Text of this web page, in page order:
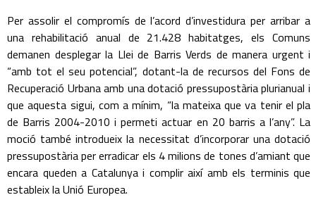
Per assolir el compromís de l’acord d’investidura per arribar a
una rehabilitació anual de 21.428 habitatges, els Comuns
demanen desplegar la Llei de Barris Verds de manera urgent i
“amb tot el seu potencial”, dotant-la de recursos del Fons de
Recuperació Urbana amb una dotació pressupostària plurianual i
que aquesta sigui, com a mínim, “la mateixa que va tenir el pla
de Barris 2004-2010 i permeti actuar en 20 barris a l’any”. La
moció també introdueix la necessitat d’incorporar una dotació
pressupostària per erradicar els 4 milions de tones d’amiant que
encara queden a Catalunya i complir així amb els terminis que
estableix la Unió Europea.